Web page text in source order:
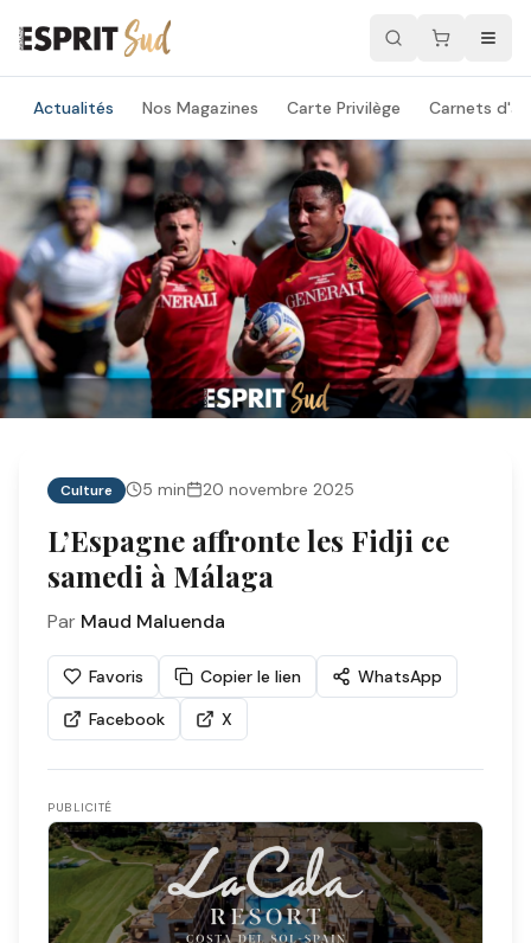
Actualités Nos Magazines Carte Privilège Carnets
Culture 5 min 20 novembre 2025
L’Espagne affronte les Fidji ce
samedi à Málaga
Par Maud Maluenda
Favoris Copier le lien
WhatsApp
Facebook
X
PUBLICITÉ